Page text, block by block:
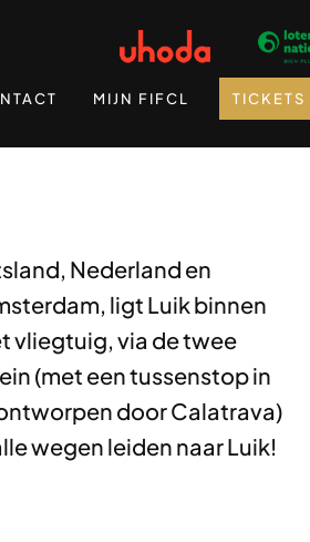
MIJN FIFCL TICKETS
Nederland en
ligt Luik binnen
vliegtuig, via de twee
(met een tussenstop in
door Calatrava)
wegen leiden naar Luik!